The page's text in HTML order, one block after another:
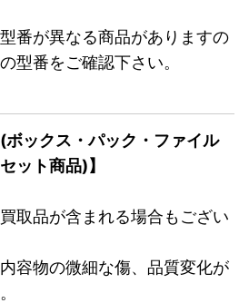
番が異なる商品がありますの
型番をご確認下さい。
ボックス・パック・ファイル
ット商品)】
取品が含まれる場合もござい
容物の微細な傷、品質変化が